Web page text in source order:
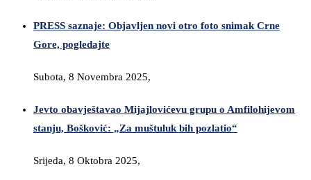
PRESS saznaje: Objavljen novi otro foto snimak Crne
Gore, pogledajte
Subota, 8 Novembra 2025,
Jevto obavještavao Mijajlovićevu grupu o Amfilohijevom
stanju, Bošković: „Za muštuluk bih pozlatio“
Srijeda, 8 Oktobra 2025,